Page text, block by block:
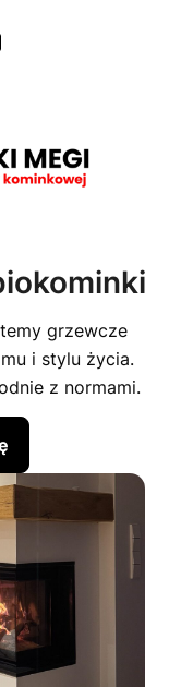
i
grzewcze
i stylu życia.
z normami.